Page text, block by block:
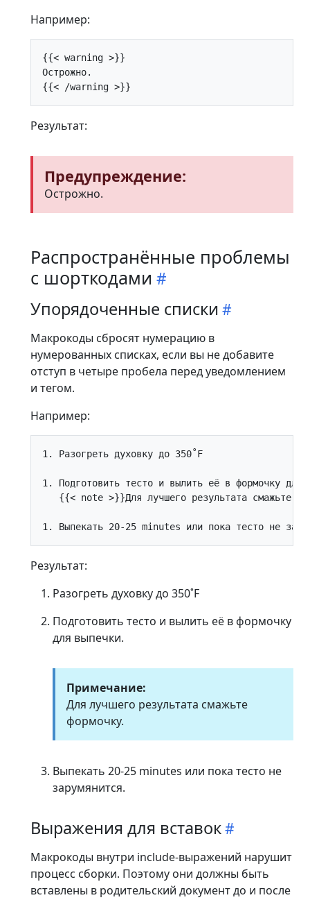
Например:
{{< warning >}}
Острожно.
Результат:
Предупреждение:
Острожно.
Распространённые проблемы
с шорткодами
Упорядоченные списки
Макрокоды сбросят нумерацию в
нумерованных списках, если вы не добавите
отступ в четыре пробела перед уведомлением
и тегом.
Например:
1. Разогреть духовку до 350˚F
1. Подготовить тесто и вылить её в формочку для
{{< note >}}Для лучшего результата смажьте
Результат:
Разогреть духовку до 350˚F
Подготовить тесто и вылить её в формочку
для выпечки.
Примечание:
Для лучшего результата смажьте
формочку.
Выпекать 20-25 minutes или пока тесто не
зарумянится.
Выражения для вставок
Макрокоды внутри include-выражений нарушит
процесс сборки. Поэтому они должны быть
вставлены в родительский документ до и после